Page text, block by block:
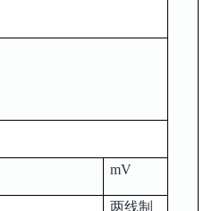
mV
两线制